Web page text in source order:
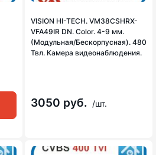
VISION HI-TECH. VM38CSHRX-
VFA49IR DN. Color. 4-9 мм.
(Модульная/Бескорпусная). 480
Твл. Камера видеонаблюдения.
3050 руб. /шт.